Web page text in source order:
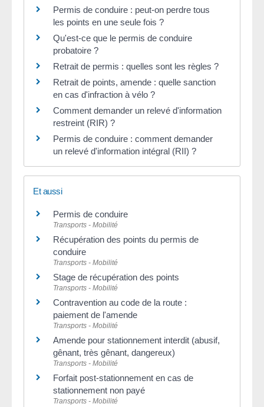
Permis de conduire : peut-on perdre tous
les points en une seule fois ?
Qu'est-ce que le permis de conduire
probatoire ?
Retrait de permis : quelles sont les règles ?
Retrait de points, amende : quelle sanction
en cas d'infraction à vélo ?
Comment demander un relevé d'information
restreint (RIR) ?
Permis de conduire : comment demander
un relevé d'information intégral (RII) ?
Et aussi
Permis de conduire
Transports - Mobilité
Récupération des points du permis de
conduire
Transports - Mobilité
Stage de récupération des points
Transports - Mobilité
Contravention au code de la route :
paiement de l'amende
Transports - Mobilité
Amende pour stationnement interdit (abusif,
gênant, très gênant, dangereux)
Transports - Mobilité
Forfait post-stationnement en cas de
stationnement non payé
Transports - Mobilité